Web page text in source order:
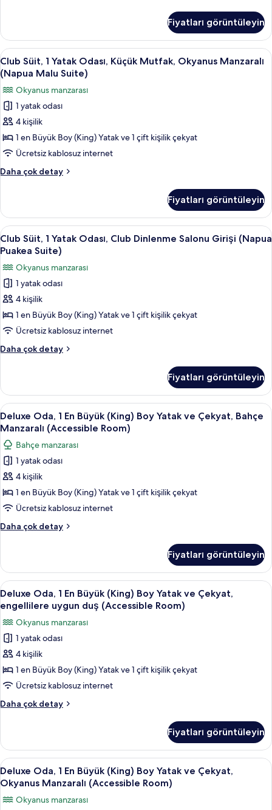
(Napua
Suite,
Accessible)
için
tüm
fotoğrafları
görün
Odası,
tekerlekli
sandalyeden
geçiş
yapılabilecek
duş
(Napua
Suite,
Accessible)
hakkında
fazla
detay
Fiyatları görüntüleyin
Club
Süit,
1
Yatak
Odası,
Küçük
Mutfak,
Okyanus
Manzaralı
(Napua
Suite)
için
tüm
fotoğrafları
görün
Club Süit, 1 Yatak Odası, Küçük
4
Club Süit, 1 Yatak Odası, Küçük Mutfak, Okyanus Manzaralı
(Napua Malu Suite)
Okyanus manzarası
1 yatak odası
4 kişilik
1 en Büyük Boy (King) Yatak ve 1 çift kişilik çekyat
Ücretsiz kablosuz internet
Daha çok detay
Club
Odası,
Küçük
Mutfak,
Okyanus
(Napua
Malu
Suite)
hakkında
daha
detay
Fiyatları görüntüleyin
Club
Süit,
Yatak
Odası,
Club
Dinlenme
Salonu
Girişi
(Napua
Suite)
için
tüm
fotoğrafları
görün
Club Süit, 1 Yatak Odası, Club
4
Club Süit, 1 Yatak Odası, Club Dinlenme Salonu Girişi (Napua
Puakea Suite)
Okyanus manzarası
1 yatak odası
4 kişilik
1 en Büyük Boy (King) Yatak ve 1 çift kişilik çekyat
Ücretsiz kablosuz internet
Daha çok detay
Club
Odası,
Club
Dinlenme
Salonu
(Napua
Puakea
Suite)
hakkında
daha
detay
Fiyatları görüntüleyin
Deluxe
Oda,
En
Büyük
(King)
Boy
Yatak
ve
Çekyat,
Manzaralı
(Accessible
Room)
için
tüm
fotoğrafları
görün
Dijital TV kanalları bulunan 65 inç
3
Deluxe Oda, 1 En Büyük (King) Boy Yatak ve Çekyat, Bahçe
Manzaralı (Accessible Room)
Bahçe manzarası
1 yatak odası
4 kişilik
1 en Büyük Boy (King) Yatak ve 1 çift kişilik çekyat
Ücretsiz kablosuz internet
Daha çok detay
Deluxe
Büyük
(King)
Boy
Yatak
Çekyat,
Bahçe
Manzaralı
(Accessible
Room)
daha
fazla
detay
Fiyatları görüntüleyin
Deluxe
Oda,
En
Büyük
(King)
Boy
Yatak
ve
Çekyat,
uygun
duş
(Accessible
Room)
için
Dijital TV kanalları bulunan 65 inç
3
Deluxe Oda, 1 En Büyük (King) Boy Yatak ve Çekyat,
engellilere uygun duş (Accessible Room)
Okyanus manzarası
1 yatak odası
4 kişilik
1 en Büyük Boy (King) Yatak ve 1 çift kişilik çekyat
Ücretsiz kablosuz internet
Daha çok detay
Deluxe
Büyük
(King)
Boy
Yatak
Çekyat,
Fiyatları görüntüleyin
Deluxe
Oda,
En
Dijital TV kanalları bulunan 65 inç
3
Deluxe Oda, 1 En Büyük (King) Boy Yatak ve Çekyat,
Okyanus Manzaralı (Accessible Room)
Okyanus manzarası